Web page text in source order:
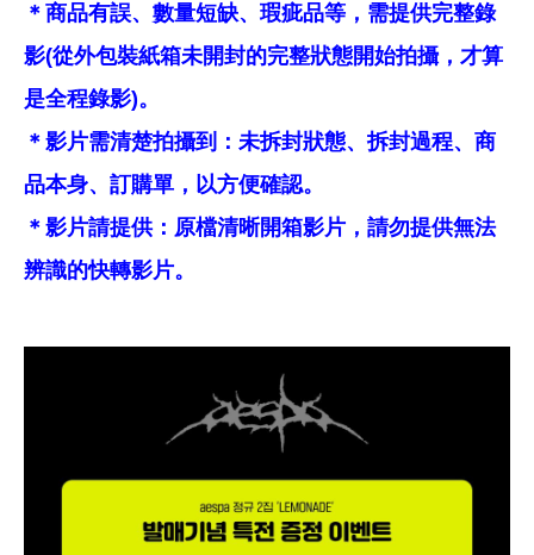
＊商品有誤、數量短缺、瑕疵品等，需提供完整錄
影(從外包裝紙箱未開封的完整狀態開始拍攝，才算
是全程錄影)。
＊影片需清楚拍攝到：未拆封狀態、拆封過程、商
品本身、訂購單，以方便確認。
＊影片請提供：原檔清晰開箱影片，請勿提供無法
辨識的快轉影片。